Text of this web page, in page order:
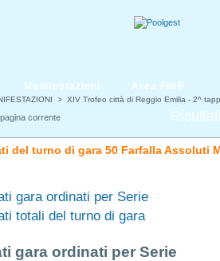
> XIV Trofeo città di Reggio Emilia - 2^
Manifestazioni Area FINP
del turno di gara 50 Farfalla Assoluti
gara ordinati per Serie
totali del turno di gara
gara ordinati per Serie